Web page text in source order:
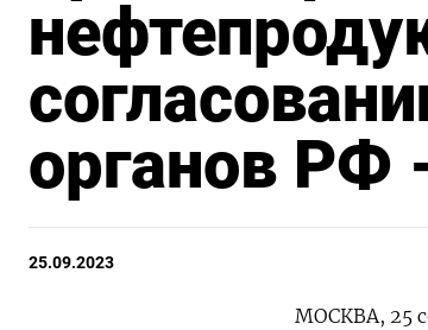
органов РФ
25.09.2023
МОСКВА, 25